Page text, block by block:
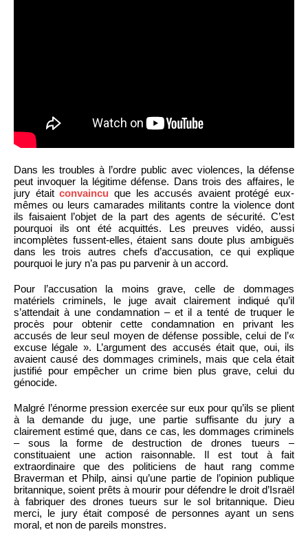
Dans les troubles à l’ordre public avec violences, la défense
peut invoquer la légitime défense. Dans trois des affaires, le
jury étaitconvaincu que les accusés avaient protégé eux-
mêmes ou leurs camarades militants contre la violence dont
ils faisaient l’objet de la part des agents de sécurité. C’est
pourquoi ils ont été acquittés. Les preuves vidéo, aussi
incomplètes fussent-elles, étaient sans doute plus ambiguës
dans les trois autres chefs d’accusation, ce qui explique
pourquoi le jury n’a pas pu parvenir à un accord.
Pour l’accusation la moins grave, celle de dommages
matériels criminels, le juge avait clairement indiqué qu’il
s’attendait à une condamnation – et il a tenté de truquer le
procès pour obtenir cette condamnation en privant les
accusés de leur seul moyen de défense possible, celui de l’«
excuse légale ». L’argument des accusés était que, oui, ils
avaient causé des dommages criminels, mais que cela était
justifié pour empêcher un crime bien plus grave, celui du
génocide.
Malgré l’énorme pression exercée sur eux pour qu’ils se plient
à la demande du juge, une partie suffisante du jury a
clairement estimé que, dans ce cas, les dommages criminels
– sous la forme de destruction de drones tueurs –
constituaient une action raisonnable. Il est tout à fait
extraordinaire que des politiciens de haut rang comme
Braverman et Philp, ainsi qu’une partie de l’opinion publique
britannique, soient prêts à mourir pour défendre le droit d’Israël
à fabriquer des drones tueurs sur le sol britannique. Dieu
merci, le jury était composé de personnes ayant un sens
moral, et non de pareils monstres.